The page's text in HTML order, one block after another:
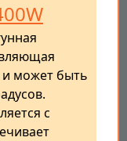
и может быть
с